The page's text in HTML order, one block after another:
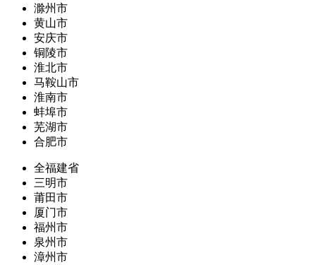
滁州市
黄山市
安庆市
铜陵市
淮北市
马鞍山市
淮南市
蚌埠市
芜湖市
合肥市
全福建省
三明市
莆田市
厦门市
福州市
泉州市
漳州市